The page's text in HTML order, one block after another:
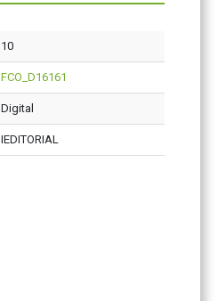
10
FCO_D16161
Digital
IEDITORIAL